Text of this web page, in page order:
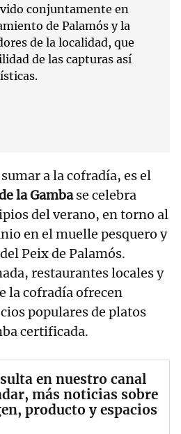
conjuntamente en
de Palamós y la
de la localidad, que
de las capturas así
a la cofradía, es el
la Gambase celebra
del verano, en torno al
en el muelle pesquero y
Peix de Palamós.
restaurantes locales y
la cofradía ofrecen
populares de platos
certificada.
en nuestro canal
más noticias sobre
producto y espacios